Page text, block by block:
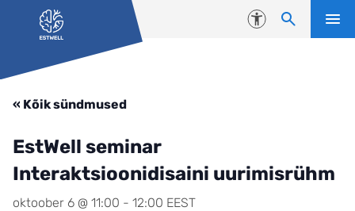
Liigu edasi põhisisu juurde
Juurdepääsetavus
« Kõik sündmused
EstWell seminar
Interaktsioonidisaini uurimisrühm
oktoober 6 @ 11:00 - 12:00 EEST